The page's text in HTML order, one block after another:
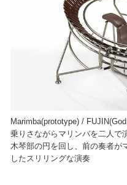
Marimba(prototype) /
乗りさながらマリンバを二人で
木琴部の円を回し、前の奏者が
したスリリングな演奏